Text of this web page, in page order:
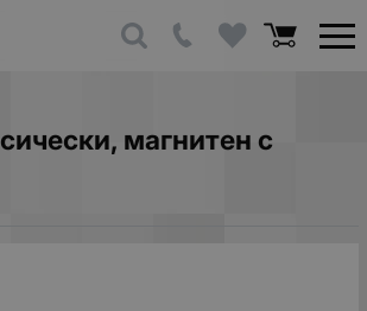
магнитен с